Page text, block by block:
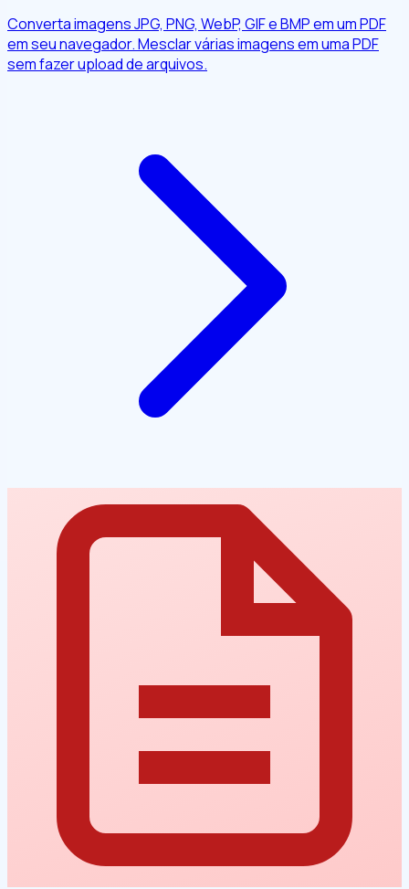
Converta imagens JPG, PNG, WebP, GIF e BMP em um PDF
em seu navegador. Mesclar várias imagens em uma PDF
sem fazer upload de arquivos.